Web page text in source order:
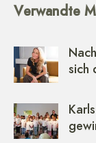
Verwandte
sich